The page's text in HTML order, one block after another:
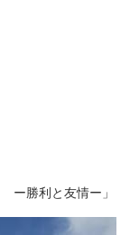
ー勝利と友情ー」